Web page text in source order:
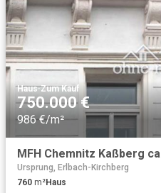
Haus·Zum Kauf
750.000 €
986 €/m²
Ursprung, Erlbach-Kirchberg
760 m²Haus